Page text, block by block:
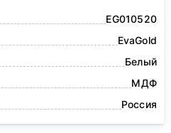
EG010520
EvaGold
Белый
МДФ
Россия